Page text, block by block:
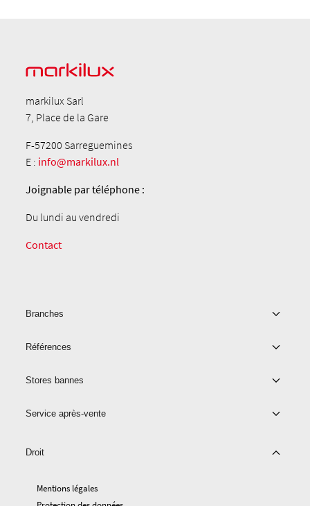
markilux Sarl
7, Place de la Gare
F-57200 Sarreguemines
E : info@markilux.nl
Joignable par téléphone :
Du lundi au vendredi
Contact
Branches
Références
Stores bannes
Service après-vente
Droit
Mentions légales